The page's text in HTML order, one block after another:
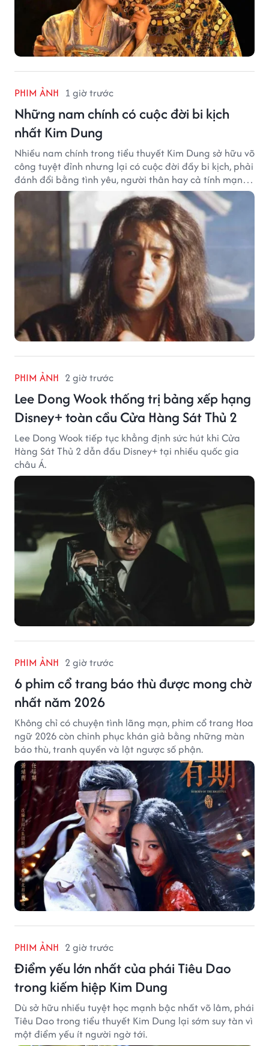
PHIM ẢNH 1 giờ trước
Những nam chính có cuộc đời bi kịch
nhất Kim Dung
Nhiều nam chính trong tiểu thuyết Kim Dung sở hữu võ
công tuyệt đỉnh nhưng lại có cuộc đời đầy bi kịch, phải
đánh đổi bằng tình yêu, người thân hay cả tính mạng,
khiến độc giả không khỏi tiếc nuối.
PHIM ẢNH 2 giờ trước
Lee Dong Wook thống trị bảng xếp hạng
Disney+ toàn cầu Cửa Hàng Sát Thủ 2
Lee Dong Wook tiếp tục khẳng định sức hút khi Cửa
Hàng Sát Thủ 2 dẫn đầu Disney+ tại nhiều quốc gia
châu Á.
PHIM ẢNH 2 giờ trước
6 phim cổ trang báo thù được mong chờ
nhất năm 2026
Không chỉ có chuyện tình lãng mạn, phim cổ trang Hoa
ngữ 2026 còn chinh phục khán giả bằng những màn
báo thù, tranh quyền và lật ngược số phận.
PHIM ẢNH 2 giờ trước
Điểm yếu lớn nhất của phái Tiêu Dao
trong kiếm hiệp Kim Dung
Dù sở hữu nhiều tuyệt học mạnh bậc nhất võ lâm, phái
Tiêu Dao trong tiểu thuyết Kim Dung lại sớm suy tàn vì
một điểm yếu ít người ngờ tới.